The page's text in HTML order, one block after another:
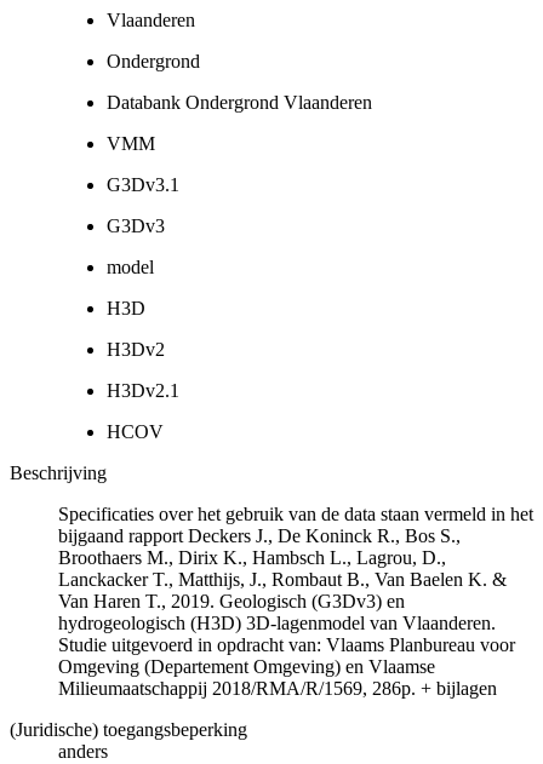
Vlaanderen
Ondergrond
Databank Ondergrond Vlaanderen
VMM
G3Dv3.1
G3Dv3
model
H3D
H3Dv2
H3Dv2.1
HCOV
Beschrijving
Specificaties over het gebruik van de data staan vermeld in het
bijgaand rapport Deckers J., De Koninck R., Bos S.,
Broothaers M., Dirix K., Hambsch L., Lagrou, D.,
Lanckacker T., Matthijs, J., Rombaut B., Van Baelen K. &
Van Haren T., 2019. Geologisch (G3Dv3) en
hydrogeologisch (H3D) 3D-lagenmodel van Vlaanderen.
Studie uitgevoerd in opdracht van: Vlaams Planbureau voor
Omgeving (Departement Omgeving) en Vlaamse
Milieumaatschappij 2018/RMA/R/1569, 286p. + bijlagen
(Juridische) toegangsbeperking
anders